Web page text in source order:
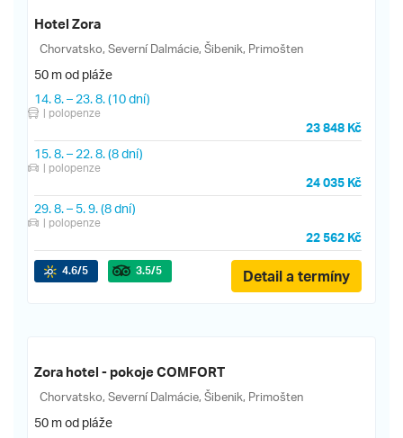
Hotel Zora
Chorvatsko, Severní Dalmácie, Šibenik, Primošten
50 m od pláže
14. 8.– 23. 8.(10 dní)
| polopenze
23 848 Kč
15. 8.– 22. 8.(8 dní)
| polopenze
24 035 Kč
29. 8.– 5. 9.(8 dní)
| polopenze
22 562 Kč
4.6/5 3.5/5 Detail a termíny
Zora hotel - pokoje COMFORT
Chorvatsko, Severní Dalmácie, Šibenik, Primošten
50 m od pláže